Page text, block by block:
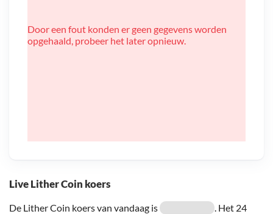
Live Lither Coin koers
De Lither Coin koers van vandaag is
. Het 24
Door een fout konden er geen gegevens worden
opgehaald, probeer het later opnieuw.